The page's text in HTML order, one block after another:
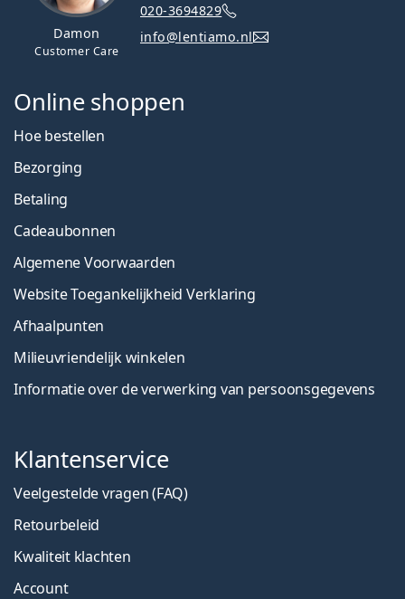
Damon
Customer Care
020-3694829
info@lentiamo.nl
Online shoppen
Hoe bestellen
Bezorging
Betaling
Cadeaubonnen
Algemene Voorwaarden
Website Toegankelijkheid Verklaring
Afhaalpunten
Milieuvriendelijk winkelen
Informatie over de verwerking van persoonsgegevens
Klantenservice
Veelgestelde vragen (FAQ)
Retourbeleid
Kwaliteit klachten
Account